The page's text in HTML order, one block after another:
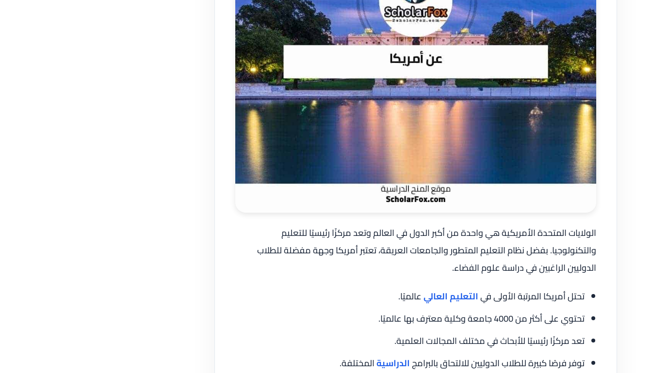
الولايات المتحدة الأمريكية هي واحدة من أكبر الدول في العالم وتعد مركزًا رئيسيًا للتعليم
والتكنولوجيا. بفضل نظام التعليم المتطور والجامعات العريقة، تعتبر أمريكا وجهة مفضلة للطلاب
الدوليين الراغبين في دراسة علوم الفضاء.
تحتل أمريكا المرتبة الأولى فيالتعليم العاليعالميًا.
تحتوي على أكثر من 4000 جامعة وكلية معترف بها عالميًا.
تعد مركزًا رئيسيًا للأبحاث في مختلف المجالات العلمية.
توفر فرصًا كبيرة للطلاب الدوليين للالتحاق بالبرامجالدراسيةالمختلفة.